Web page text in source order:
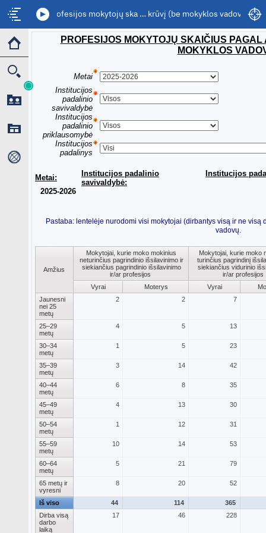
3. Profesijos mokytojų ska … krūvį (be mokyklos vadovų)